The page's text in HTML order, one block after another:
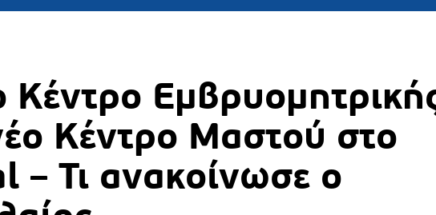
Κέντρο Μαστού στο
– Τι ανακοίνωσε ο